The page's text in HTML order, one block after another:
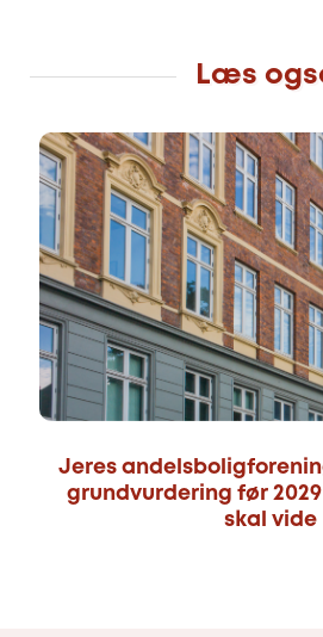
Læs
Jeres
grundvurdering før 2029
skal vide